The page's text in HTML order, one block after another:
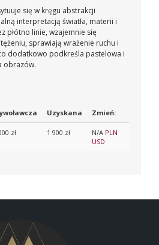
się w kręgu abstrakcji
interpretacją światła, materii i
płótno linie, wzajemnie się
sprawiają wrażenie ruchu i
dodatkowo podkreśla pastelowa i
obrazów.
Uzyskana Zmień:
zł 1 900 zł N/A PLN
USD